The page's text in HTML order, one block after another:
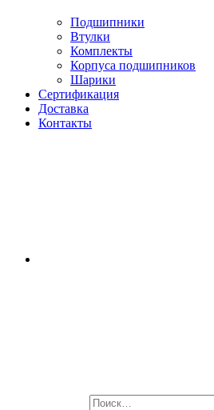
Подшипники
Втулки
Комплекты
Корпуса подшипников
Шарики
Сертификация
Доставка
Контакты